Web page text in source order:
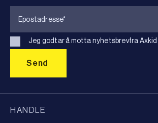
Jeg godtar å motta nyhetsbrevfra Axkid
HANDLE